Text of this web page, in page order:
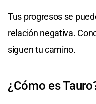
Tus progresos se
relación negativa.
siguen tu camino.
¿Cómo es